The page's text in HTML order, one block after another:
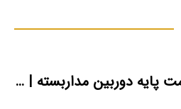
خرید و قیمت پایه دوربین مداربسته | دکل دوربین